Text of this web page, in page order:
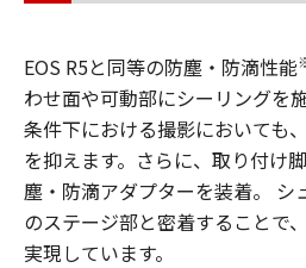
EOS R5と同等の防塵・防滴性能
わせ面や可動部にシーリングを
条件下における撮影においても
を抑えます。さらに、取り付け
塵・防滴アダプターを装着。 シ
のステージ部と密着することで
実現しています。